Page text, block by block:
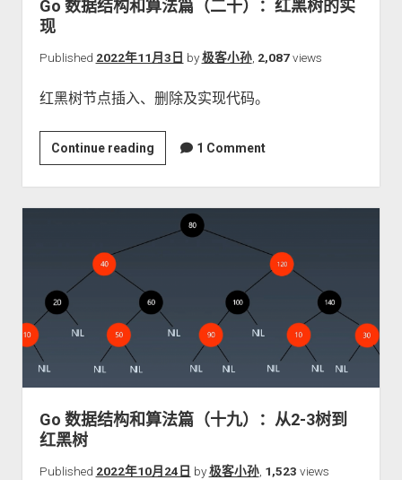
与
排
Go 数据结构和算法篇（二十）：红黑树的实
现
Published 2022年11月3日 by极客小孙, 2,087views
红黑树节点插入、删除及实现代码。
Continue readingGo
数
据
结
构
法
篇
（二
十）：
红
树
实
1 Comment
Go 数据结构和算法篇（十九）：从2-3树到
红黑树
Published 2022年10月24日 by极客小孙, 1,523 views